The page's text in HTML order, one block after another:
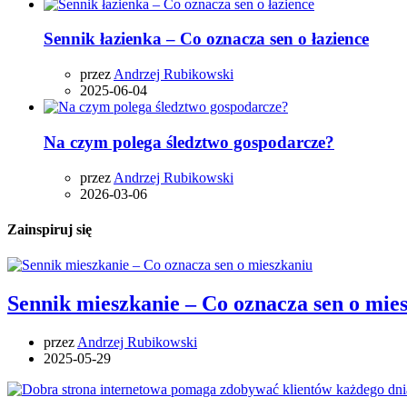
Sennik łazienka – Co oznacza sen o łazience
przez Andrzej Rubikowski
2025-06-04
Na czym polega śledztwo gospodarcze?
przez Andrzej Rubikowski
2026-03-06
Zainspiruj się
Sennik mieszkanie – Co oznacza sen o
przez Andrzej Rubikowski
2025-05-29